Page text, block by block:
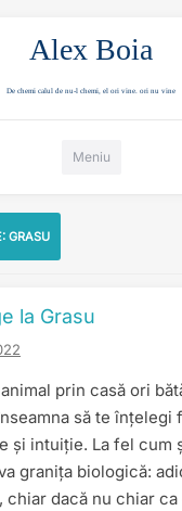
Alex Boia
De chemi calul de nu-l chemi, el ori vine. ori nu vine
Meniu
GRASU
la Grasu
prin casă ori
să te înțelegi
și intuiție. La fel cum
granița biologică:
chiar dacă nu chiar